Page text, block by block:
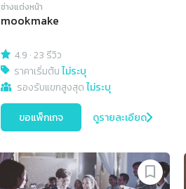
ช่างแต่งหน้า
mookmake
4.9 ·23 รีวิว
ราคาเริ่มต้นไม่ระบุ
รองรับแขกสูงสุดไม่ระบุ
ขอแพ็กเกจ ดูรายละเอียด